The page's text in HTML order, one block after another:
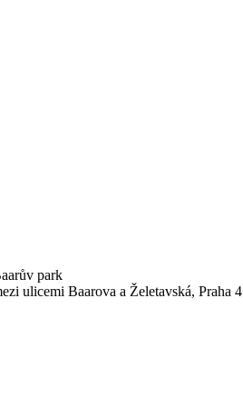
park
ulicemi Baarova a Želetavská, Praha 4